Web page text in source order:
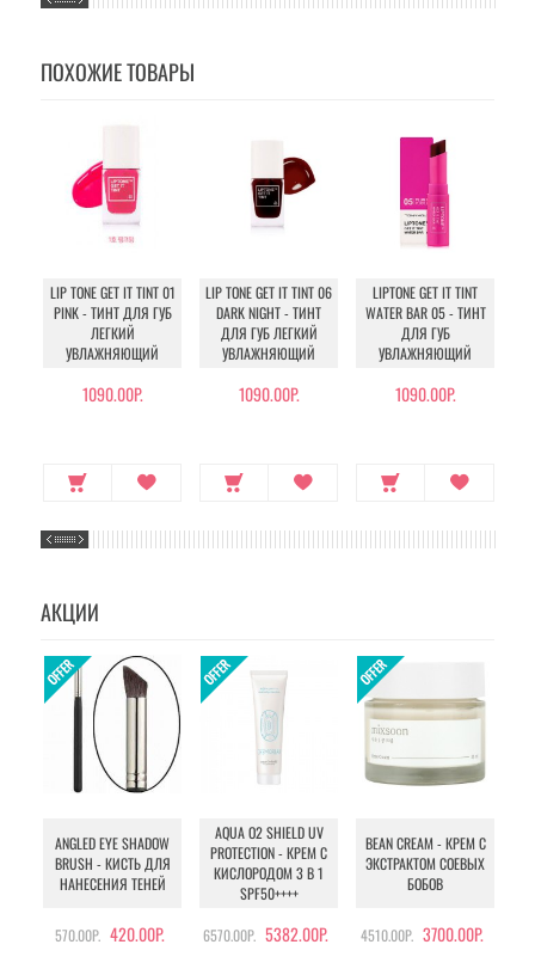
ПОХОЖИЕ ТОВАРЫ
LIP TONE GET IT TINT 01
PINK - ТИНТ ДЛЯ ГУБ
ЛЕГКИЙ
УВЛАЖНЯЮЩИЙ
1090.00Р.
LIP TONE GET IT TINT 06
DARK NIGHT - ТИНТ
ДЛЯ ГУБ ЛЕГКИЙ
УВЛАЖНЯЮЩИЙ
1090.00Р.
LIPTONE GET IT TINT
WATER BAR 05 - ТИНТ
ДЛЯ ГУБ
УВЛАЖНЯЮЩИЙ
1090.00Р.
АКЦИИ
ANGLED EYE SHADOW
BRUSH - КИСТЬ ДЛЯ
НАНЕСЕНИЯ ТЕНЕЙ
570.00Р. 420.00Р.
AQUA O2 SHIELD UV
PROTECTION - КРЕМ С
КИСЛОРОДОМ 3 В 1
SPF50++++
6570.00Р. 5382.00Р.
BEAN CREAM - КРЕМ С
ЭКСТРАКТОМ СОЕВЫХ
БОБОВ
4510.00Р. 3700.00Р.